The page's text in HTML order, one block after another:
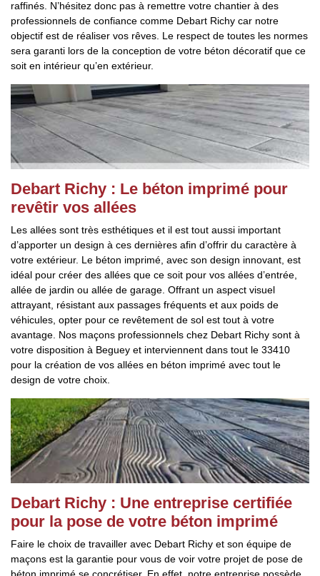
raffinés. N’hésitez donc pas à remettre votre chantier à des
professionnels de confiance comme Debart Richy car notre
objectif est de réaliser vos rêves. Le respect de toutes les normes
sera garanti lors de la conception de votre béton décoratif que ce
soit en intérieur qu’en extérieur.
Debart Richy : Le béton imprimé pour
revêtir vos allées
Les allées sont très esthétiques et il est tout aussi important
d’apporter un design à ces dernières afin d’offrir du caractère à
votre extérieur. Le béton imprimé, avec son design innovant, est
idéal pour créer des allées que ce soit pour vos allées d’entrée,
allée de jardin ou allée de garage. Offrant un aspect visuel
attrayant, résistant aux passages fréquents et aux poids de
véhicules, opter pour ce revêtement de sol est tout à votre
avantage. Nos maçons professionnels chez Debart Richy sont à
votre disposition à Beguey et interviennent dans tout le 33410
pour la création de vos allées en béton imprimé avec tout le
design de votre choix.
Debart Richy : Une entreprise certifiée
pour la pose de votre béton imprimé
Faire le choix de travailler avec Debart Richy et son équipe de
maçons est la garantie pour vous de voir votre projet de pose de